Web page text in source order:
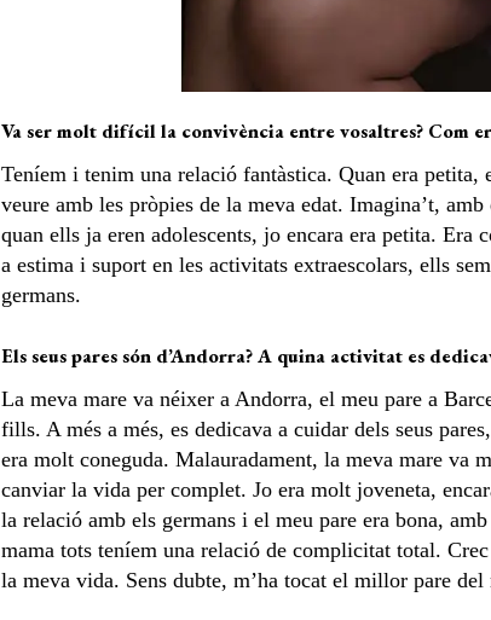
Va ser molt difícil la convivència entre vosaltres? Com
Teníem i tenim una relació fantàstica. Quan era
veure amb les pròpies de la meva edat. Imagina’t,
quan ells ja eren adolescents, jo encara era petita. Era
a estima i suport en les activitats extraescolars, ells
germans.
Els seus pares són d’Andorra? A quina activitat es
La meva mare va néixer a Andorra, el meu pare a
fills. A més a més, es dedicava a cuidar dels seus
era molt coneguda. Malauradament, la meva mare va
canviar la vida per complet. Jo era molt joveneta,
la relació amb els germans i el meu pare era bona,
mama tots teníem una relació de complicitat total.
la meva vida. Sens dubte, m’ha tocat el millor pare